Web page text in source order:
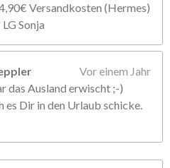
Versandkosten (Hermes)
Sonja
Vor einem Jahr
das Ausland erwischt ;-)
es Dir in den Urlaub schicke.